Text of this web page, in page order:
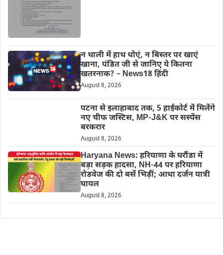
न थाली में हाथ धोएं, न बिस्तर पर खाएं
खाना, पंडित जी से जानिए ये कितना
खतरनाक? – News18 हिंदी
August 8, 2026
पटना से इलाहाबाद तक, 5 हाईकोर्ट में मिलेंगे
नए चीफ जस्टिस, MP-J&K पर सस्पेंस
बरकरार
August 8, 2026
Haryana News: हरियाणा के घरौंडा में
बड़ा सड़क हादसा, NH-44 पर हरियाणा
रोडवेज की दो बसें भिड़ीं; आधा दर्जन यात्री
घायल
August 8, 2026